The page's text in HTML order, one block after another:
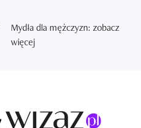
Mydła dla mężczyzn: zobacz
więcej